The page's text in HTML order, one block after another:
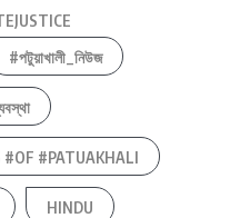
#পটুয়াখালী_নিউজ
#OF #PATUAKHALI
HINDU